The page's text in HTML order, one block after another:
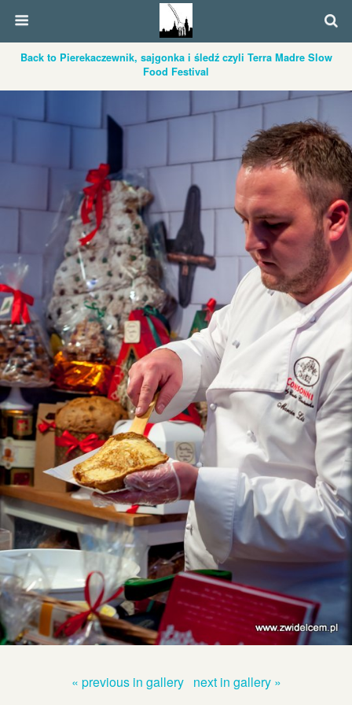
Back to Pierekaczewnik, sajgonka i śledź czyli Terra Madre Slow
Food Festival
« previous in gallery next in gallery »